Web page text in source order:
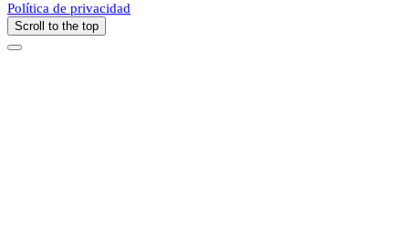
Política de privacidad
Scroll to the top